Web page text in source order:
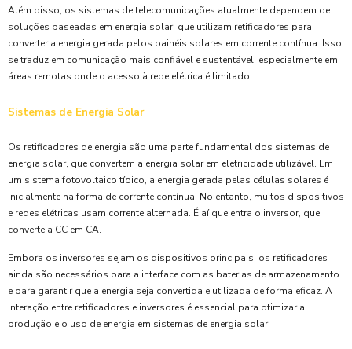
Além disso, os sistemas de telecomunicações atualmente dependem de
soluções baseadas em energia solar, que utilizam retificadores para
converter a energia gerada pelos painéis solares em corrente contínua. Isso
se traduz em comunicação mais confiável e sustentável, especialmente em
áreas remotas onde o acesso à rede elétrica é limitado.
Sistemas de Energia Solar
Os retificadores de energia são uma parte fundamental dos sistemas de
energia solar, que convertem a energia solar em eletricidade utilizável. Em
um sistema fotovoltaico típico, a energia gerada pelas células solares é
inicialmente na forma de corrente contínua. No entanto, muitos dispositivos
e redes elétricas usam corrente alternada. É aí que entra o inversor, que
converte a CC em CA.
Embora os inversores sejam os dispositivos principais, os retificadores
ainda são necessários para a interface com as baterias de armazenamento
e para garantir que a energia seja convertida e utilizada de forma eficaz. A
interação entre retificadores e inversores é essencial para otimizar a
produção e o uso de energia em sistemas de energia solar.